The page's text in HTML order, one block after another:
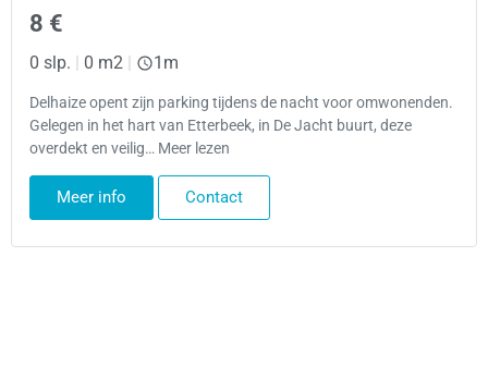
8 €
0 slp. | 0 m2 | 1m
Delhaize opent zijn parking tijdens de nacht voor omwonenden.
Gelegen in het hart van Etterbeek, in De Jacht buurt, deze
overdekt en veilig… Meer lezen
Meer info Contact